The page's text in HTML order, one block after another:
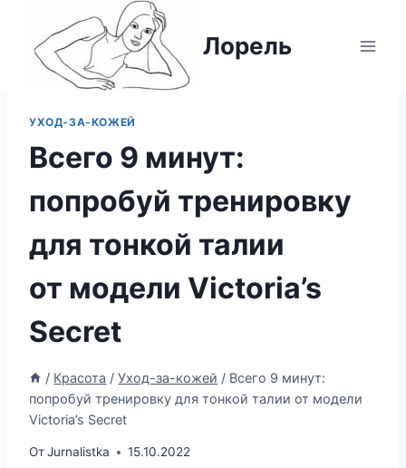
содержимому
Лорель
УХОД-ЗА-КОЖЕЙ
Всего 9 минут:
попробуй тренировку
для тонкой талии
от модели Victoria’s
Secret
/ Красота / Уход-за-кожей / Всего 9 минут:
попробуй тренировку для тонкой талии от модели
Victoria’s Secret
ОтJurnalistka 15.10.2022